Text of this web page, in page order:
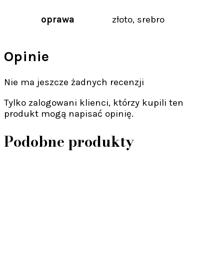
oprawa złoto, srebro
Opinie
Nie ma jeszcze żadnych recenzji
Tylko zalogowani klienci, którzy kupili ten
produkt mogą napisać opinię.
Podobne produkty